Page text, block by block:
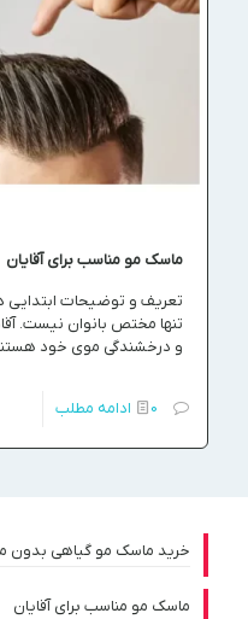
ماسک مو مناسب برای آقایان
تعریف و توضیحات ابتدایی
تنها مختص بانوان نیست.
و درخشندگی موی خود
0 ادامه مطلب
خرید ماسک مو گیاهی بدون
ماسک مو مناسب برای آقایان